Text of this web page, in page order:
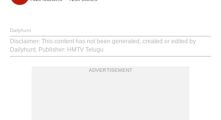
Dailyhunt
Disclaimer: This content has not been generated, created or edited by
Dailyhunt. Publisher: HMTV Telugu
ADVERTISEMENT